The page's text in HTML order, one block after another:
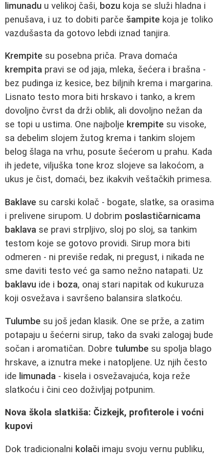
limunadu u velikoj čaši, bozu koja se služi hladna i
penušava, i uz to dobiti parče šampite koja je toliko
vazdušasta da gotovo lebdi iznad tanjira.
Krempite su posebna priča. Prava domaća
krempita pravi se od jaja, mleka, šećera i brašna -
bez pudinga iz kesice, bez biljnih krema i margarina.
Lisnato testo mora biti hrskavo i tanko, a krem
dovoljno čvrst da drži oblik, ali dovoljno nežan da
se topi u ustima. One najbolje krempite su visoke,
sa debelim slojem žutog krema i tankim slojem
belog šlaga na vrhu, posute šećerom u prahu. Kada
ih jedete, viljuška tone kroz slojeve sa lakoćom, a
ukus je čist, domaći, bez ikakvih veštačkih primesa.
Baklave su carski kolač - bogate, slatke, sa orasima
i prelivene sirupom. U dobrim poslastičarnicama
baklava se pravi strpljivo, sloj po sloj, sa tankim
testom koje se gotovo providi. Sirup mora biti
odmeren - ni previše redak, ni pregust, i nikada ne
sme daviti testo već ga samo nežno natapati. Uz
baklavu ide i boza, onaj stari napitak od kukuruza
koji osvežava i savršeno balansira slatkoću.
Tulumbe su još jedan klasik. One se prže, a zatim
potapaju u šećerni sirup, tako da svaki zalogaj bude
sočan i aromatičan. Dobre tulumbe su spolja blago
hrskave, a iznutra meke i natopljene. Uz njih često
ide limunada - kisela i osvežavajuća, koja reže
slatkoću i čini ceo doživljaj potpunim.
Nova škola slatkiša: Čizkejk, profiterole i voćni
kupovi
Dok tradicionalni kolači imaju svoju vernu publiku,